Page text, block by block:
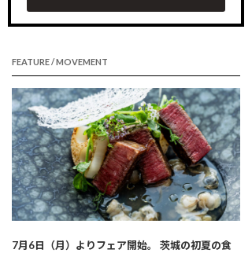
FEATURE / MOVEMENT
7月6日（月）よりフェア開始。 茨城の初夏の食